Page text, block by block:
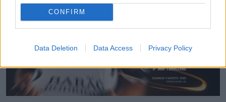
CONFIRM
Data Deletion Data Access Privacy Policy